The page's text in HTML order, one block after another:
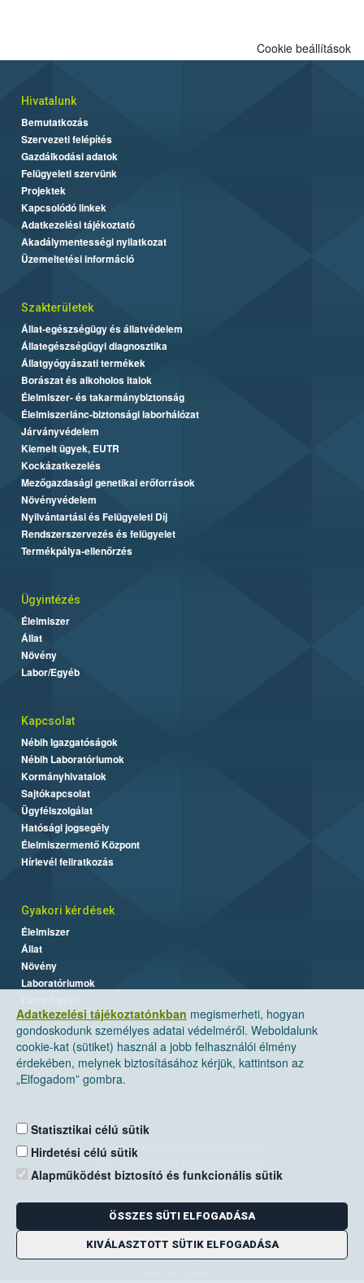
Adatkezelési tájékoztatónkban megismerheti, hogyan
gondoskodunk személyes adatai védelméről. Weboldalunk
cookie-kat (sütiket) használ a jobb felhasználói élmény
érdekében, melynek biztosításához kérjük, kattintson az
„Elfogadom” gombra.
Statisztikai célú sütik
Hirdetési célú sütik
Alapműködést biztosító és funkcionális sütik
ÖSSZES SÜTI ELFOGADÁSA
KIVÁLASZTOTT SÜTIK ELFOGADÁSA
Cookie beállítások
Hivatalunk
Bemutatkozás
Szervezeti felépítés
Gazdálkodási adatok
Felügyeleti szervünk
Projektek
Kapcsolódó linkek
Adatkezelési tájékoztató
Akadálymentességi nyilatkozat
Üzemeltetési információ
Szakterületek
Állat-egészségügy és állatvédelem
Állategészségügyi diagnosztika
Állatgyógyászati termékek
Borászat és alkoholos italok
Élelmiszer- és takarmánybiztonság
Élelmiszerlánc-biztonsági laborhálózat
Járványvédelem
Kiemelt ügyek, EUTR
Kockázatkezelés
Mezőgazdasági genetikai erőforrások
Növényvédelem
Nyilvántartási és Felügyeleti Díj
Rendszerszervezés és felügyelet
Termékpálya-ellenőrzés
Ügyintézés
Élelmiszer
Állat
Növény
Labor/Egyéb
Kapcsolat
Nébih Igazgatóságok
Nébih Laboratóriumok
Kormányhivatalok
Sajtókapcsolat
Ügyfélszolgálat
Hatósági jogsegély
Élelmiszermentő Központ
Hírlevél feliratkozás
Gyakori kérdések
Élelmiszer
Állat
Növény
Laboratóriumok
Nemzeti Élelmiszerlánc-biztonsági Hivatal
Levelezési cím: 1525 Budapest. Pf. 30.
E-mail:ugyfelszolgalat@nebih.gov.hu
Zöld szám: 06-80/263-244
Telefon: 06-1/ 336-9000